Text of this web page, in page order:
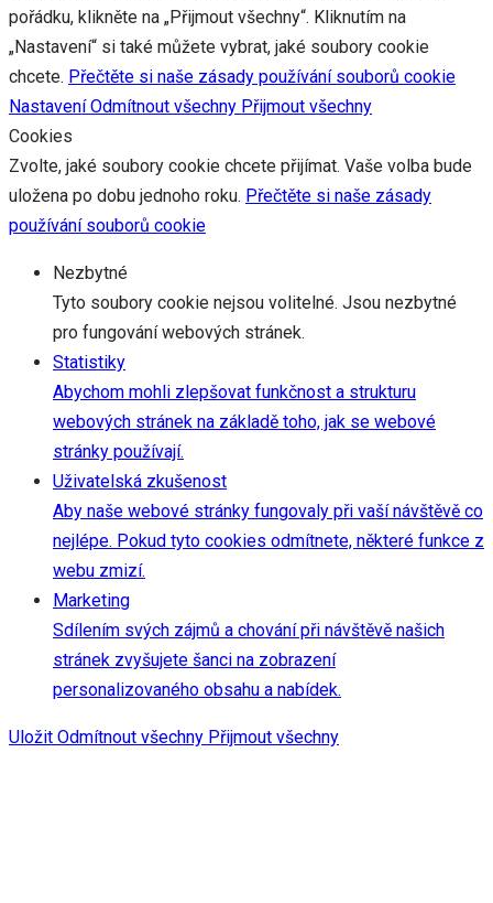
pořádku, klikněte na „Přijmout všechny“. Kliknutím na
„Nastavení“ si také můžete vybrat, jaké soubory cookie
chcete. Přečtěte si naše zásady používání souborů cookie
NastaveníOdmítnout všechny Přijmout všechny
Cookies
Zvolte, jaké soubory cookie chcete přijímat. Vaše volba bude
uložena po dobu jednoho roku. Přečtěte si naše zásady
používání souborů cookie
Nezbytné
Tyto soubory cookie nejsou volitelné. Jsou nezbytné
pro fungování webových stránek.
Statistiky
Abychom mohli zlepšovat funkčnost a strukturu
webových stránek na základě toho, jak se webové
stránky používají.
Uživatelská zkušenost
Aby naše webové stránky fungovaly při vaší návštěvě co
nejlépe. Pokud tyto cookies odmítnete, některé funkce z
webu zmizí.
Marketing
Sdílením svých zájmů a chování při návštěvě našich
stránek zvyšujete šanci na zobrazení
personalizovaného obsahu a nabídek.
Uložit Odmítnout všechny Přijmout všechny